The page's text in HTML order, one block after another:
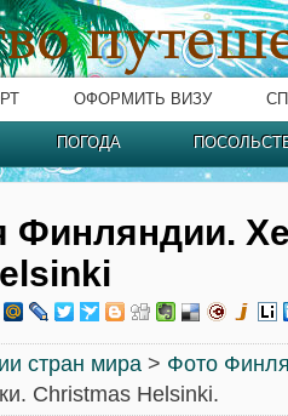
ОФОРМИТЬ ВИЗУ
ПОГОДА
Финляндии.
стран мира > Фото
Christmas Helsinki.